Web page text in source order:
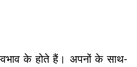
के होते हैं। अपनों के साथ-